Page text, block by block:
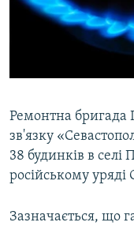
ВІДЕОУРОКИ «ELIFBE»
СВІДЧЕННЯ ОКУПАЦІЇ
Русский
Усі сайти RFE/RL
Ремонтна бригада
зв'язку
38 будинків в
російському уряді
Зазначається, що